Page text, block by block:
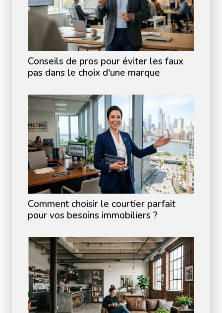
Conseils de pros pour éviter les faux
pas dans le choix d'une marque
Comment choisir le courtier parfait
pour vos besoins immobiliers ?